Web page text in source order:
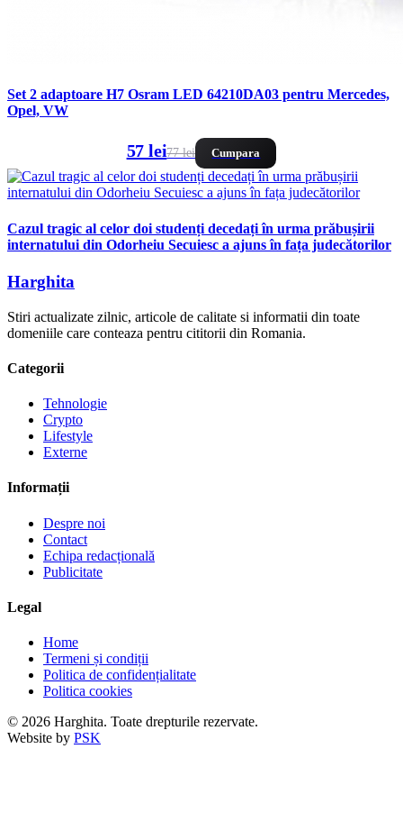
Set 2 adaptoare H7 Osram LED 64210DA03 pentru Mercedes,
Opel, VW
57 lei77 lei Cumpara
Cazul tragic al celor doi studenți decedați în urma prăbușirii
internatului din Odorheiu Secuiesc a ajuns în fața judecătorilor
Harghita
Stiri actualizate zilnic, articole de calitate si informatii din toate
domeniile care conteaza pentru cititorii din Romania.
Categorii
Tehnologie
Crypto
Lifestyle
Externe
Informații
Despre noi
Contact
Echipa redacțională
Publicitate
Legal
Home
Termeni și condiții
Politica de confidențialitate
Politica cookies
© 2026 Harghita. Toate drepturile rezervate.
Website by PSK